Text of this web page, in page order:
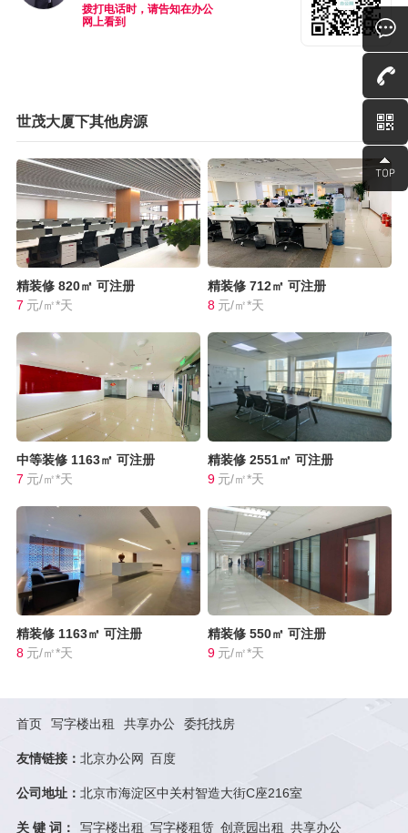
拨打电话时，请告知在办公
网上看到
世茂大厦下其他房源
精装修 820㎡ 可注册
7 元/㎡*天
精装修 712㎡ 可注册
8 元/㎡*天
中等装修 1163㎡ 可注册
7 元/㎡*天
精装修 2551㎡ 可注册
9 元/㎡*天
精装修 1163㎡ 可注册
8 元/㎡*天
精装修 550㎡ 可注册
9 元/㎡*天
首页 写字楼出租 共享办公 委托找房
友情链接： 北京办公网 百度
公司地址： 北京市海淀区中关村智造大街C座216室
关 键 词： 写字楼出租 写字楼租赁 创意园出租 共享办公